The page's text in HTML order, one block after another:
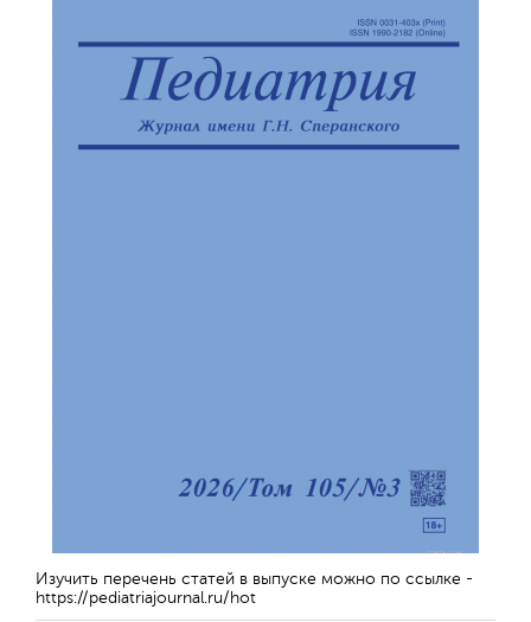
Изучить перечень статей в выпуске можно по ссылке -
https://pediatriajournal.ru/hot